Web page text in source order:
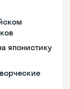
японистику